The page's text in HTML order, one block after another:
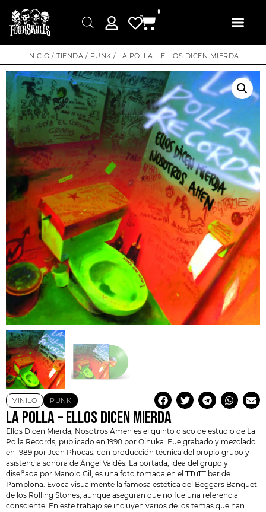
0
INICIO / TIENDA / PUNK / LA POLLA – ELLOS DICEN MIERDA
VINILO PUNK
LA POLLA – ELLOS DICEN MIERDA
Ellos Dicen Mierda, Nosotros Amen es el quinto disco de estudio de La
Polla Records, publicado en 1990 por Oihuka. Fue grabado y mezclado
en 1989 por Jean Phocas, con producción técnica del propio grupo y
asistencia sonora de Ángel Valdés. La portada, idea del grupo y
diseñada por Manolo Gil, es una foto tomada en el TTuTT bar de
Pamplona. Evoca visualmente la famosa estética del Beggars Banquet
de los Rolling Stones, aunque aseguran que no fue una referencia
consciente. En este trabajo se incluyen varios de los temas que han